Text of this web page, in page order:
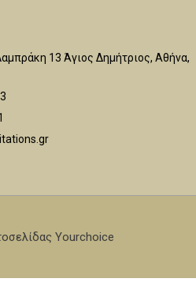
13 Άγιος Δημήτριος, Αθήνα,
Yourchoice